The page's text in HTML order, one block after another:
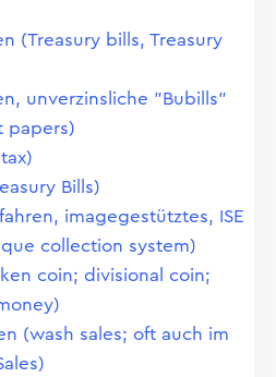
(Treasury bills, Treasury
unverzinsliche "Bubills"
papers)
Bills)
imagegestütztes, ISE
collection system)
coin; divisional coin;
(wash sales; oft auch im